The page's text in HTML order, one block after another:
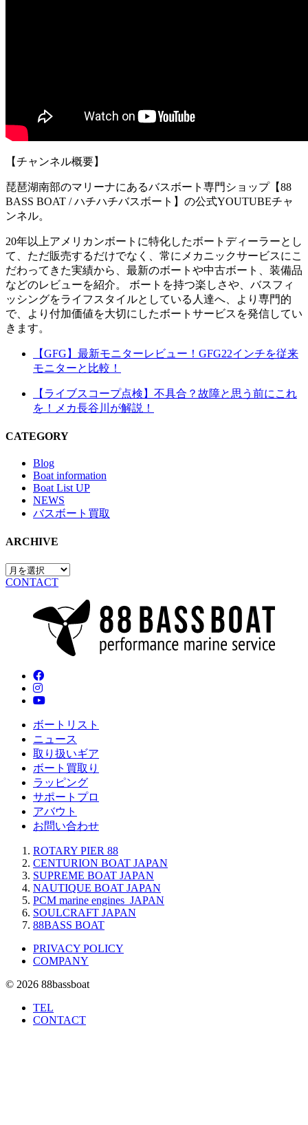
【チャンネル概要】
琵琶湖南部のマリーナにあるバスボート専門ショップ【88
BASS BOAT / ハチハチバスボート】の公式YOUTUBEチャ
ンネル。
20年以上アメリカンボートに特化したボートディーラーとし
て、ただ販売するだけでなく、常にメカニックサービスにこ
だわってきた実績から、最新のボートや中古ボート、装備品
などのレビューを紹介。 ボートを持つ楽しさや、バスフィ
ッシングをライフスタイルとしている人達へ、より専門的
で、より付加価値を大切にしたボートサービスを発信してい
きます。
【GFG】最新モニターレビュー！GFG22インチを従来
モニターと比較！
【ライブスコープ点検】不具合？故障と思う前にこれ
を！メカ長谷川が解説！
CATEGORY
Blog
Boat information
Boat List UP
NEWS
バスボート買取
ARCHIVE
CONTACT
ボートリスト
ニュース
取り扱いギア
ボート買取り
ラッピング
サポートプロ
アバウト
お問い合わせ
ROTARY PIER 88
CENTURION BOAT JAPAN
SUPREME BOAT JAPAN
NAUTIQUE BOAT JAPAN
PCM marine engines JAPAN
SOULCRAFT JAPAN
88BASS BOAT
PRIVACY POLICY
COMPANY
© 2026 88bassboat
TEL
CONTACT